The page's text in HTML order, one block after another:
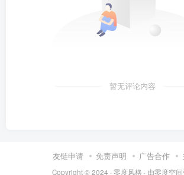
暂无评论内容
友链申请 免责声明 广告合作
Copyright © 2024 · 零度风格 · 由零度空间